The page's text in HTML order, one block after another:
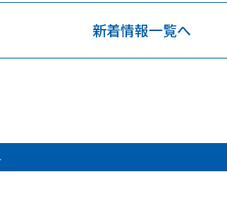
新着情報一覧へ